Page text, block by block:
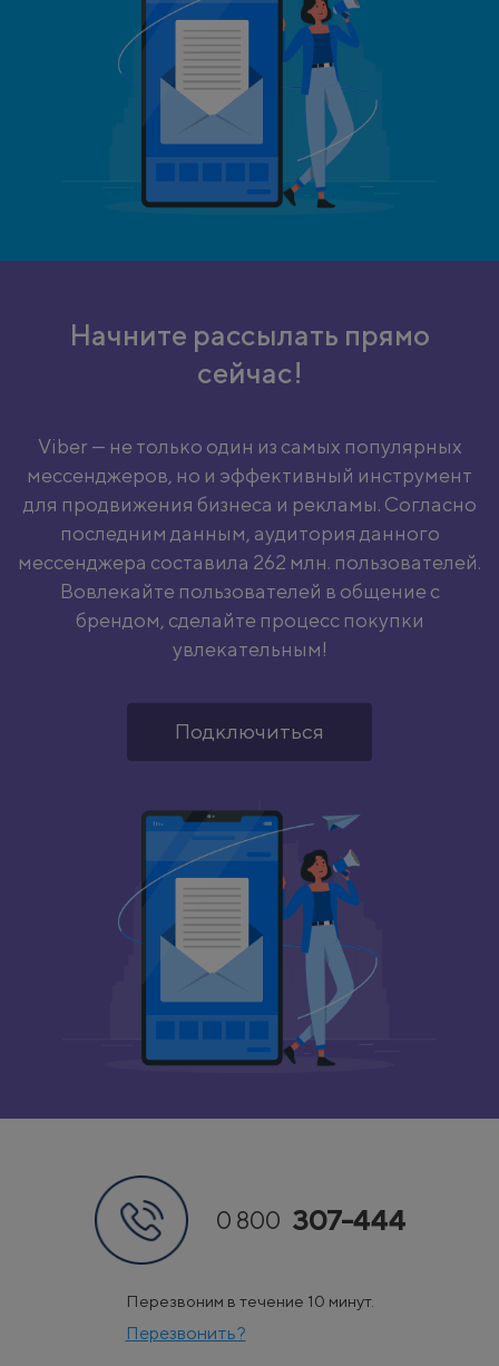
Начните рассылать прямо
сейчас!
Viber — не только один из самых популярных
мессенджеров, но и эффективный инструмент
для продвижения бизнеса и рекламы. Согласно
последним данным, аудитория данного
мессенджера составила 262 млн. пользователей.
Вовлекайте пользователей в общение с
брендом, сделайте процесс покупки
увлекательным!
Подключиться
0 800 307-444
Перезвоним в течение 10 минут.
Перезвонить?